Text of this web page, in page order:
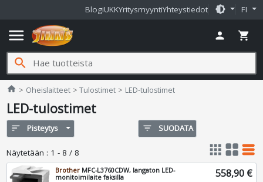
BlogiUKKYritysmyyntiYhteystiedot brightness_medium FI
menu person shopping_cart
search
home Jimms.fi
Oheislaitteet Tulostimet LED-tulostimet
LED-tulostimet
sort Pisteytys filter_list SUODATA
Näytetään : 1 - 8 / 8 apps grid_view table_rows
Brother MFC-L3760CDW, langaton LED-
monitoimilaite faksilla
558,90 €